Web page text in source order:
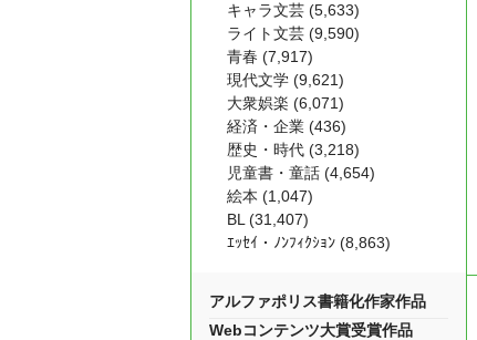
キャラ文芸 (5,633)
ライト文芸 (9,590)
青春 (7,917)
現代文学 (9,621)
大衆娯楽 (6,071)
経済・企業 (436)
歴史・時代 (3,218)
児童書・童話 (4,654)
絵本 (1,047)
BL (31,407)
ｴｯｾｲ・ﾉﾝﾌｨｸｼｮﾝ (8,863)
アルファポリス書籍化作家作品
Webコンテンツ大賞受賞作品